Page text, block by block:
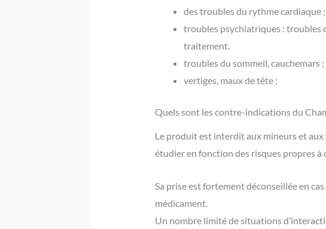
des troubles du rythme cardiaque ;
troubles psychiatriques : troubles
traitement.
troubles du sommeil, cauchemars ;
vertiges, maux de tête ;
Quels sont les contre-indications du
Le produit est interdit aux mineurs et aux
étudier en fonction des risques propres à
Sa prise est fortement déconseillée en
médicament.
Un nombre limité de situations